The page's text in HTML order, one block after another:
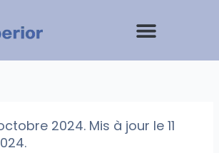
2024. Mis à jour le 11